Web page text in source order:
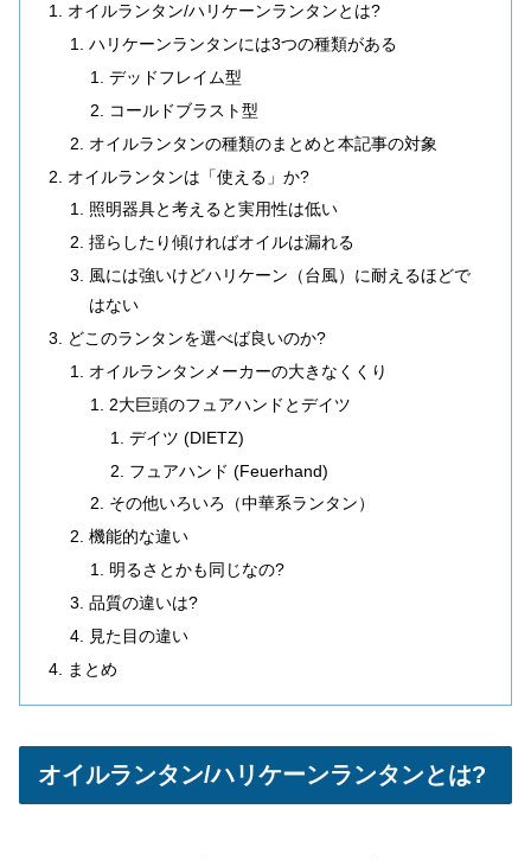
オイルランタン/ハリケーンランタンとは?
ハリケーンランタンには3つの種類がある
デッドフレイム型
コールドブラスト型
オイルランタンの種類のまとめと本記事の対象
オイルランタンは「使える」か?
照明器具と考えると実用性は低い
揺らしたり傾ければオイルは漏れる
風には強いけどハリケーン（台風）に耐えるほどで
はない
どこのランタンを選べば良いのか?
オイルランタンメーカーの大きなくくり
2大巨頭のフュアハンドとデイツ
デイツ (DIETZ)
フュアハンド (Feuerhand)
その他いろいろ（中華系ランタン）
機能的な違い
明るさとかも同じなの?
品質の違いは?
見た目の違い
まとめ
オイルランタン/ハリケーンランタンとは?